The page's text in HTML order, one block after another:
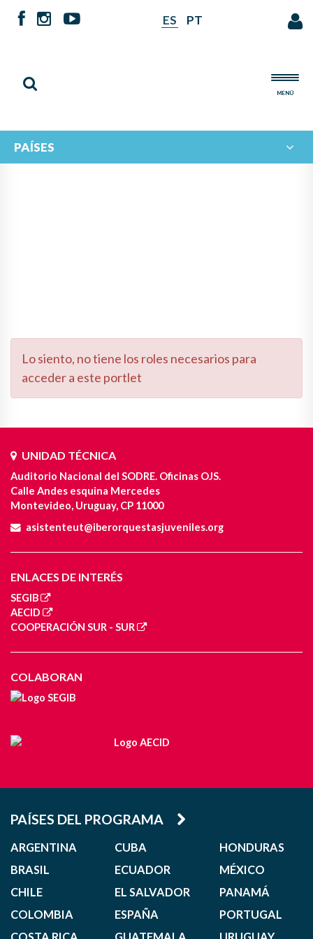
ES PT
MENÚ
PAÍSES
Lo siento, no tiene los roles necesarios para
acceder a este portlet
UNIDAD TÉCNICA
Auditorio Nacional del SODRE. Oficinas OJS.
Calle Andes esquina Mercedes
Montevideo, Uruguay, CP 11000
asistenteut@iberorquestasjuveniles.org
ENLACES DE INTERÉS
SEGIB
AECID
COOPERACIÓN SUR - SUR
COLABORAN
PAÍSES DEL PROGRAMA
ARGENTINA
BRASIL
CHILE
COLOMBIA
CUBA
ECUADOR
EL SALVADOR
ESPAÑA
HONDURAS
MÉXICO
PANAMÁ
PORTUGAL